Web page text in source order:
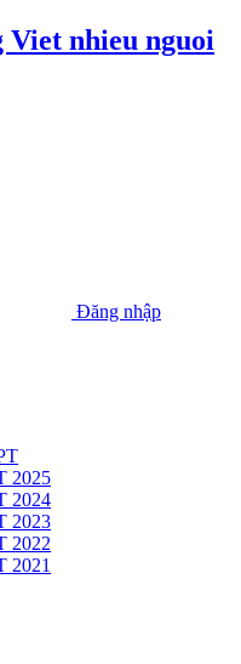
Đăng nhập
2025
2024
2023
2022
2021